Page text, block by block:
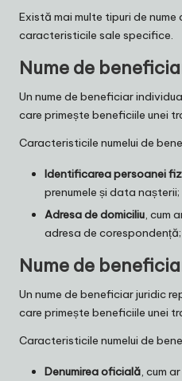
Există mai multe tipuri de
caracteristicile sale specifice.
Nume de
Un nume de beneficiar
care primește beneficiile unei
Caracteristicile numelui de
Identificarea persoanei
prenumele și data nașterii;
Adresa de domiciliu, cum
adresa de corespondență;
Nume de
Un nume de beneficiar juridic
care primește beneficiile unei
Caracteristicile numelui de
Denumirea oficială, cum